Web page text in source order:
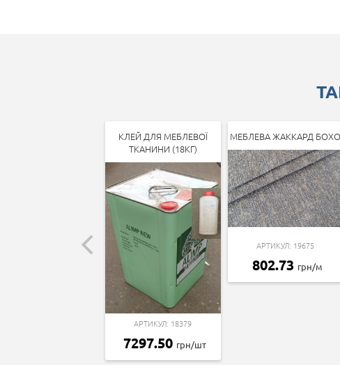
КЛЕЙ ДЛЯ МЕБЛЕВОЇ
ТКАНИНИ (18КГ)
АРТИКУЛ: 18379
7297.50 грн/шт
МЕБЛЕВА ЖАККАРД БОХО
АРТИКУЛ: 19675
802.73 грн/м